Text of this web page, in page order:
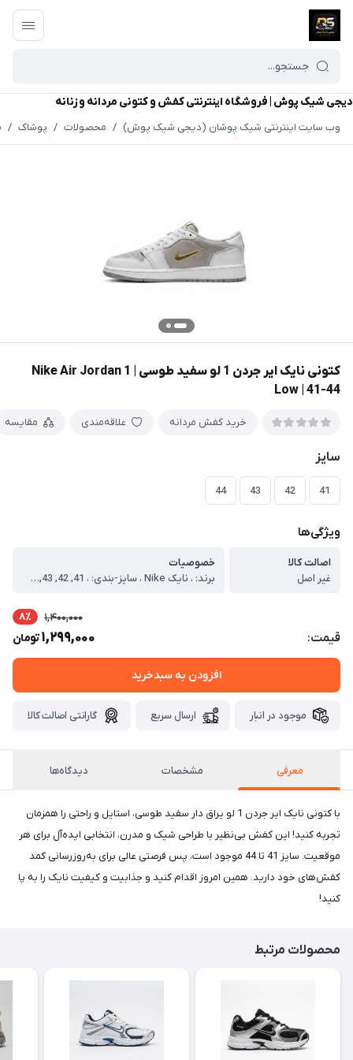
دیجی شیک پوش | فروشگاه اینترنتی کفش و کتونی مردانه و زنانه
وب سایت اینترنتی شیک پوشان (دیجی شیک پوش) / محصولات / پوشاک /
کتونی نایک ایر جردن 1 لو سفید طوسی | Nike Air Jordan 1
Low | 41-44
خرید کفش مردانه علاقه‌مندی مقایسه
سایز
41
42
43
44
ویژگی‌ها
اصالت کالا
غیر اصل
خصوصیات
برند: ، نایک Nike ، سایز-بندی: ، 41, 42, 43, 44 ، ویژه: ، آقایان ، مناسب: ، استریت استایل, روزمره, ست اسپرت, ست فشن, کژوال ، لژ: ، ندارد ، ساق: ، کوتاه ، رنگ بندی: ، دارد ، کیفیت: ، مشابه اورجینال (بهترین کیفیت تولید داخل)
قیمت:
1,400,000 8٪
1,299,000تومان
افزودن به سبدخرید
موجود در انبار ارسال سریع گارانتی اصالت کالا
معرفی مشخصات دیدگاه‌ها
با کتونی نایک ایر جردن 1 لو یراق دار سفید طوسی، استایل و راحتی را همزمان
تجربه کنید! این کفش بی‌نظیر با طراحی شیک و مدرن، انتخابی ایده‌آل برای هر
موقعیت. سایز 41 تا 44 موجود است، پس فرصتی عالی برای به‌روزرسانی کمد
کفش‌های خود دارید. همین امروز اقدام کنید و جذابیت و کیفیت نایک را به پا
کنید!
محصولات مرتبط